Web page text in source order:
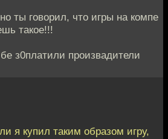
ты говорил, что игры на компе
такое!!!
з0платили произвадители
я купил таким образом игру,